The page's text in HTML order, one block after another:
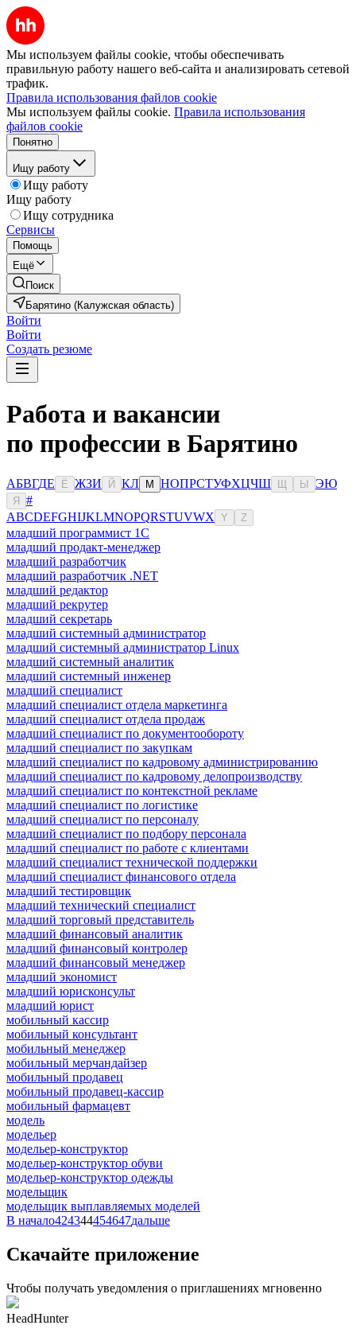
Мы используем файлы cookie, чтобы обеспечивать
правильную работу нашего веб-сайта и анализировать сетевой
трафик.
Правила использования файлов cookie
Мы используем файлы cookie. Правила использования
файлов cookie
Понятно
Ищу работу
Ищу работу
Ищу работу
Ищу сотрудника
Сервисы
Помощь
Ещё
Поиск
Барятино (Калужская область)
Войти
Войти
Создать резюме
Работа и вакансии
по профессии в Барятино
АБВГДЕ Ё ЖЗИ Й КЛ М НОПРСТУФХЦЧШ Ы ЭЮ
Я
#
ABCDEFGHIJKLMNOPQRSTUVWX Y Z
младший программист 1С
младший продакт-менеджер
младший разработчик
младший разработчик .NET
младший редактор
младший рекрутер
младший секретарь
младший системный администратор
младший системный администратор Linux
младший системный аналитик
младший системный инженер
младший специалист
младший специалист отдела маркетинга
младший специалист отдела продаж
младший специалист по документообороту
младший специалист по закупкам
младший специалист по кадровому администрированию
младший специалист по кадровому делопроизводству
младший специалист по контекстной рекламе
младший специалист по логистике
младший специалист по персоналу
младший специалист по подбору персонала
младший специалист по работе с клиентами
младший специалист технической поддержки
младший специалист финансового отдела
младший тестировщик
младший технический специалист
младший торговый представитель
младший финансовый аналитик
младший финансовый контролер
младший финансовый менеджер
младший экономист
младший юрисконсульт
младший юрист
мобильный кассир
мобильный консультант
мобильный менеджер
мобильный мерчандайзер
мобильный продавец
мобильный продавец-кассир
мобильный фармацевт
модель
модельер
модельер-конструктор
модельер-конструктор обуви
модельер-конструктор одежды
модельщик
модельщик выплавляемых моделей
В начало424344454647дальше
Скачайте приложение
Чтобы получать уведомления о приглашениях мгновенно
HeadHunter